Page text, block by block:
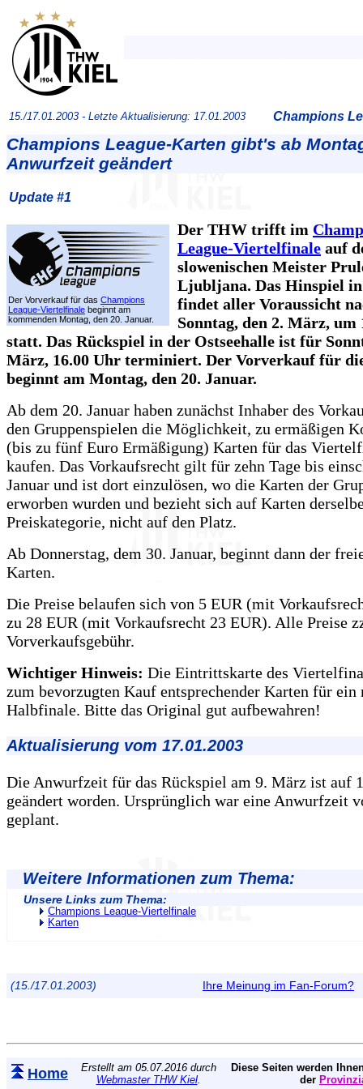
15./17.01.2003 - Letzte Aktualisierung: 17.01.2003 Champions
Champions League-Karten gibt's ab
Anwurfzeit geändert
Update #1
Der Vorverkauf für das Champions
League-Viertelfinale beginnt am
kommenden Montag, den 20. Januar.
Der THW trifft im
League-Viertelfinale auf
slowenischen Meister
Ljubljana. Das Hinspiel in
findet aller Voraussicht
Sonntag, den 2. März, um
statt. Das Rückspiel in der Ostseehalle ist für
März, 16.00 Uhr terminiert. Der Vorverkauf für
beginnt am Montag, den 20. Januar.
Ab dem 20. Januar haben zunächst Inhaber des
den Gruppenspielen die Möglichkeit, zu ermäßigen
(bis zu fünf Euro Ermäßigung) Karten für das
kaufen. Das Vorkaufsrecht gilt für zehn Tage bis
Januar und ist dort einzulösen, wo die Karten der
erworben wurden und bezieht sich auf Karten
Preiskategorie, nicht auf den Platz.
Ab Donnerstag, dem 30. Januar, beginnt dann der
Karten.
Die Preise belaufen sich von 5 EUR (mit
zu 28 EUR (mit Vorkaufsrecht 23 EUR). Alle Preise
Vorverkaufsgebühr.
Wichtiger Hinweis: Die Eintrittskarte des
zum bevorzugten Kauf entsprechender Karten für ein
Halbfinale. Bitte das Original gut aufbewahren!
Aktualisierung vom 17.01.2003
Die Anwurfzeit für das Rückspiel am 9. März ist auf
geändert worden. Ursprünglich war eine Anwurfzeit
geplant.
Weitere Informationen zum Thema:
Unsere Links zum Thema:
Champions League-Viertelfinale
Karten
(15./17.01.2003) Ihre Meinung im Fan-Forum?
Home
Erstellt am 05.07.2016 durch
Webmaster THW Kiel.
Diese Seiten werden
der